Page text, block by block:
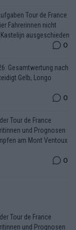
Tour de France
Fahrerinnen nicht
ausgeschieden
0
Gesamtwertung nach
Gelb, Longo
0
Tour de France
und Prognosen
am Mont Ventoux
0
Tour de France
und Prognosen